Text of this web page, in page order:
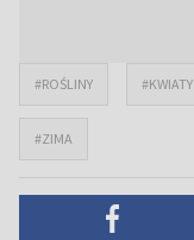
#ROŚLINY #KWIATY
#ZIMA